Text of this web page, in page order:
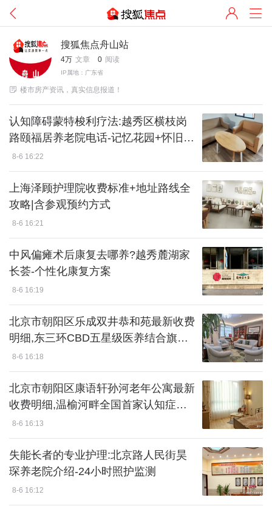
搜狐焦点舟山站
4万 文章 0 阅读
IP属地：广东省
 楼市房产资讯，真实信息报道！
认知障碍蒙特梭利疗法:越秀区横枝岗
路颐福居养老院电话-记忆花园+怀旧超
市
8-6 16:22
上海泽顾护理院收费标准+地址路线全
攻略|含参观预约方式
8-6 16:21
中风偏瘫术后康复去哪养?越秀麓湖家
长荟-个性化康复方案
8-6 16:19
北京市朝阳区乐成双井恭和苑最新收费
明细,东三环CBD五星级医养结合旗舰,
地址电话一览
8-6 16:18
北京市朝阳区康语轩孙河老年公寓最新
收费明细,温榆河畔全国首家认知症专
业照料机构,地址电话一览
8-6 16:13
失能长者的专业护理:北京路人民街昊
琛养老院介绍-24小时照护监测
8-6 16:12